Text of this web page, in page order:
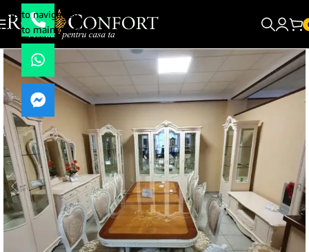
Skip to navigation
Skip to main content